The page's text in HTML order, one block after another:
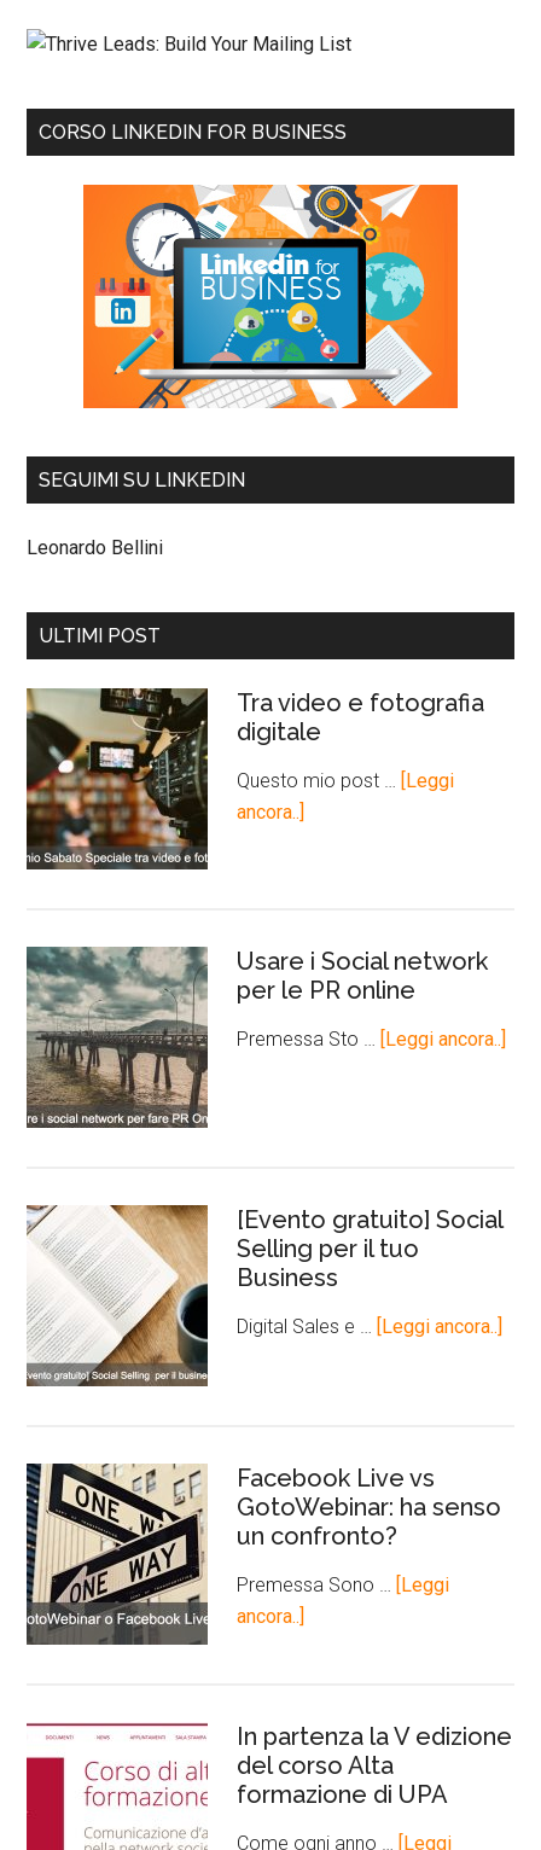
CORSO LINKEDIN FOR BUSINESS
SEGUIMI SU LINKEDIN
Leonardo Bellini
ULTIMI POST
Tra video e fotografia
digitale
Questo mio post …
[Leggi
ancora..]
Usare i Social network
per le PR online
Premessa Sto … [Leggi ancora..]
[Evento gratuito] Social
Selling per il tuo
Business
Digital Sales e … [Leggi ancora..]
Facebook Live vs
GotoWebinar: ha senso
un confronto?
Premessa Sono …
[Leggi
ancora..]
In partenza la V edizione
del corso Alta
formazione di UPA
Come ogni anno …
[Leggi